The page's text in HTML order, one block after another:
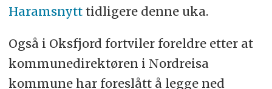
Haramsnytttidligere denne uka.
Også i Oksfjord fortviler foreldre etter at
kommunedirektøren i Nordreisa
kommune har foreslått å legge ned